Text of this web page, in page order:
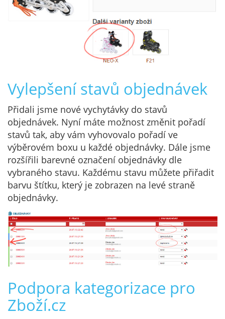
Vylepšení stavů objednávek
Přidali jsme nové vychytávky do stavů
objednávek. Nyní máte možnost změnit pořadí
stavů tak, aby vám vyhovovalo pořadí ve
výběrovém boxu u každé objednávky. Dále jsme
rozšířili barevné označení objednávky dle
vybraného stavu. Každému stavu můžete přiřadit
barvu štítku, který je zobrazen na levé straně
objednávky.
Podpora kategorizace pro
Zboží.cz